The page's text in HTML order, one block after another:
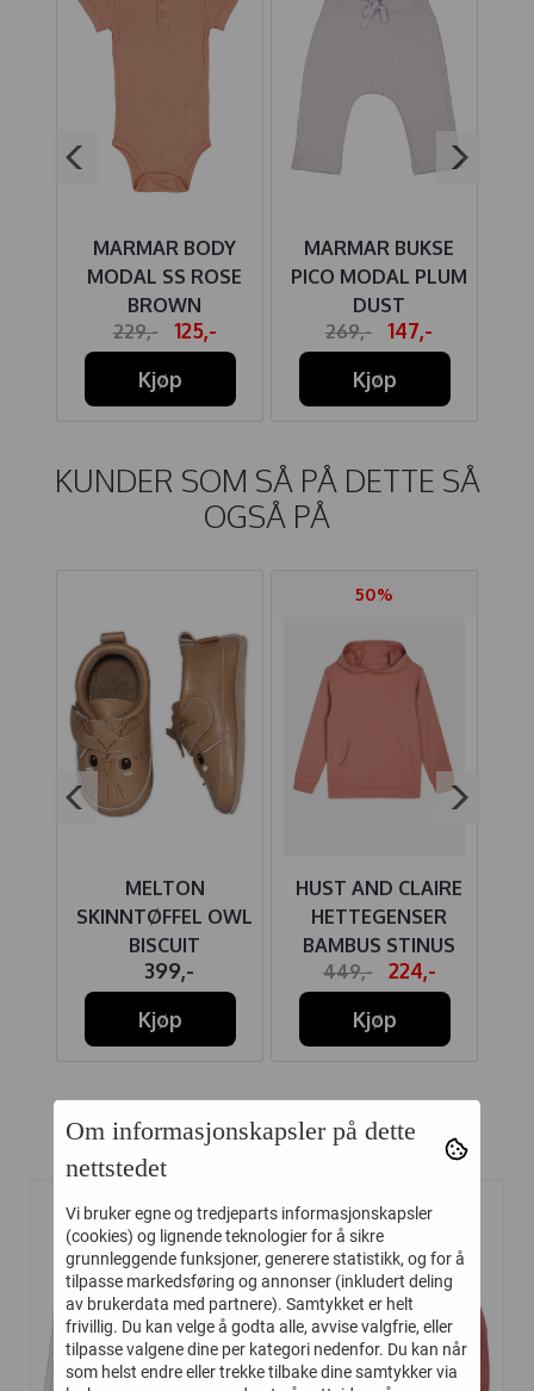
MARMAR BODY
MODAL SS ROSE
BROWN
229,-
125,-
Kjøp
MARMAR BUKSE
PICO MODAL PLUM
DUST
269,-
147,-
Kjøp
KUNDER SOM SÅ PÅ DETTE SÅ
OGSÅ PÅ
MELTON
SKINNTØFFEL OWL
BISCUIT
399,-
Kjøp
50%
HUST AND CLAIRE
HETTEGENSER
BAMBUS STINUS
OLD ROSIE
449,-
224,-
Kjøp
Relaterte produkter
-45%
Om informasjonskapsler på dette
nettstedet
Vi bruker egne og tredjeparts informasjonskapsler
(cookies) og lignende teknologier for å sikre
grunnleggende funksjoner, generere statistikk, og for å
tilpasse markedsføring og annonser (inkludert deling
av brukerdata med partnere). Samtykket er helt
frivillig. Du kan velge å godta alle, avvise valgfrie, eller
tilpasse valgene dine per kategori nedenfor. Du kan når
som helst endre eller trekke tilbake dine samtykker via